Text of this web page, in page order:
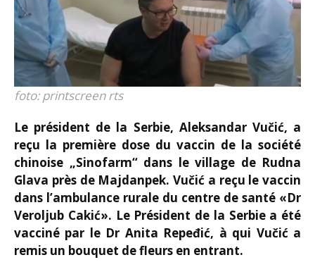
foto: printscreen rts
Le président de la Serbie, Aleksandar Vučić, a
reçu la première dose du vaccin de la société
chinoise „Sinofarm“ dans le village de Rudna
Glava près de Majdanpek. Vučić a reçu le vaccin
dans l’ambulance rurale du centre de santé «Dr
Veroljub Cakić». Le Président de la Serbie a été
vacciné par le Dr Anita Repeđić, à qui Vučić a
remis un bouquet de fleurs en entrant.